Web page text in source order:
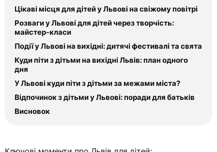
Цікаві місця для дітей у Львові на свіжому повітрі
Розваги у Львові для дітей через творчість:
майстер-класи
Події у Львові на вихідні: дитячі фестивалі та свята
Куди піти з дітьми на вихідні Львів: план одного
дня
У Львові куди піти з дітьми за межами міста?
Відпочинок з дітьми у Львові: поради для батьків
Висновок